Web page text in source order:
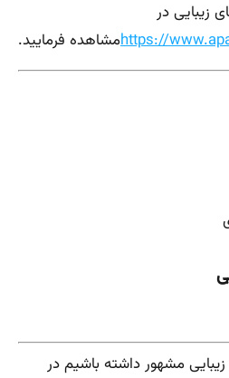
زیبایی در
https://مشاهده فرمایید.
مشهور داشته باشیم در